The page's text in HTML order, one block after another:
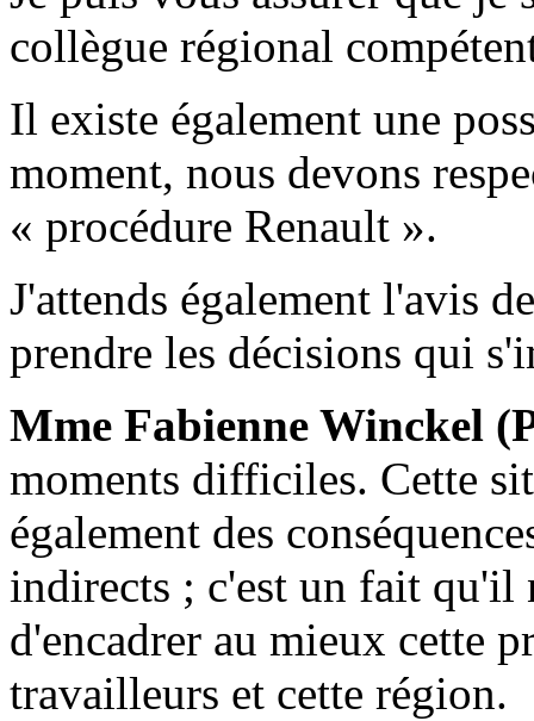
collègue régional
Il existe également une
moment, nous devons
« procédure Renault ».
J'attends également l'avis
prendre les décisions qui
Mme Fabienne Winckel
moments difficiles. Cette
également des
indirects ; c'est un fait
d'encadrer au mieux cette
travailleurs et cette région.